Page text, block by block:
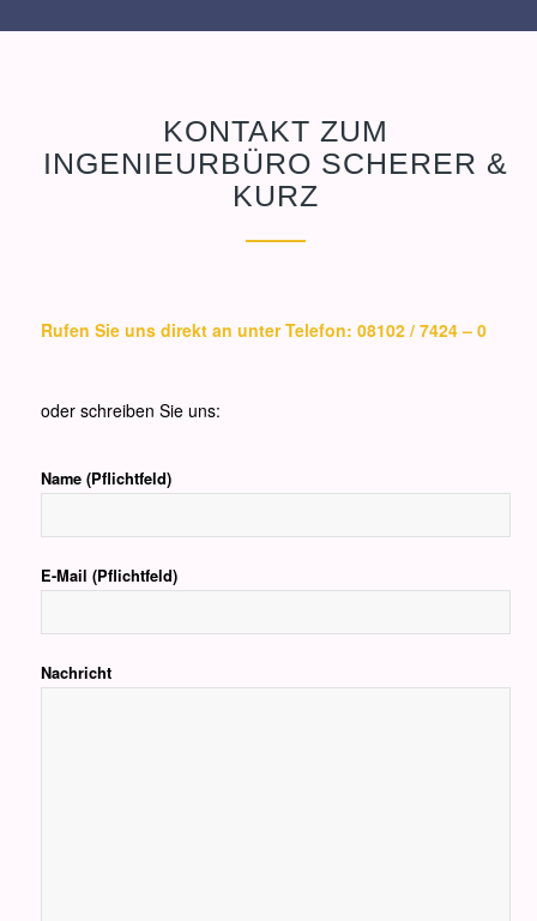
KONTAKT ZUM
INGENIEURBÜRO SCHERER &
KURZ
Rufen Sie uns direkt an unter Telefon: 08102 / 7424 – 0
oder schreiben Sie uns:
Name (Pflichtfeld)
E-Mail (Pflichtfeld)
Nachricht